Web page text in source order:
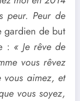
peur. Peur de
gardien de but
: « Je rêve de
vous rêvez
vous aimez, et
vous soyez,